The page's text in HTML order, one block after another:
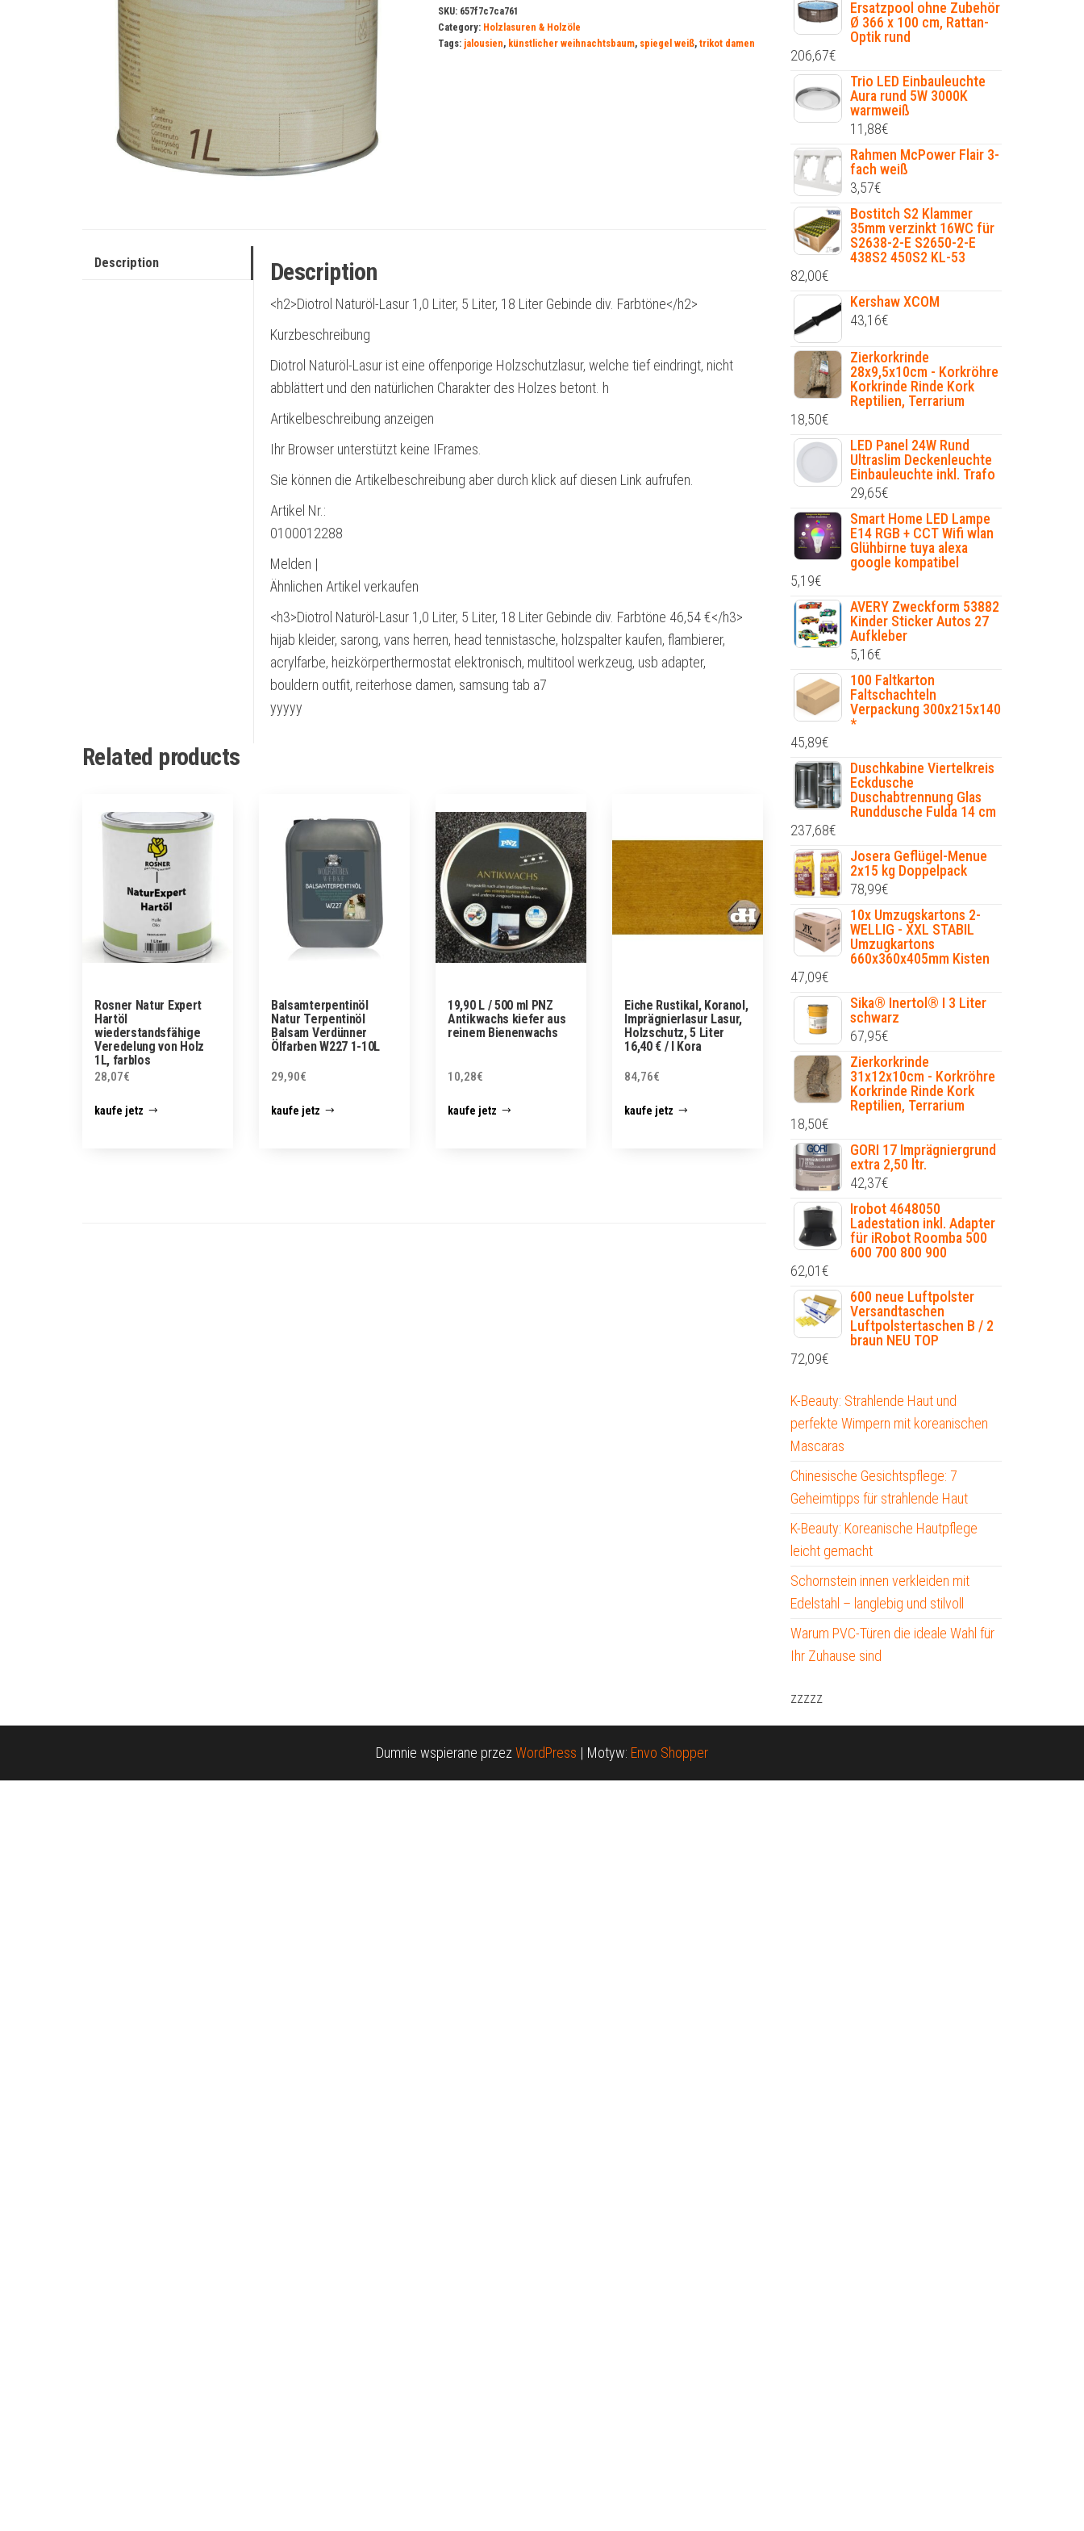
SKU: 657f7c7ca761
Category: Holzlasuren & Holzöle
Tags: jalousien, künstlicher weihnachtsbaum, spiegel weiß, trikot damen
Description Description
<h2>Diotrol Naturöl-Lasur 1,0 Liter, 5 Liter, 18 Liter Gebinde div. Farbtöne</h2>
Kurzbeschreibung
Diotrol Naturöl-Lasur ist eine offenporige Holzschutzlasur, welche tief eindringt, nicht
abblättert und den natürlichen Charakter des Holzes betont. h
Artikelbeschreibung anzeigen
Ihr Browser unterstützt keine IFrames.
Sie können die Artikelbeschreibung aber durch klick auf diesen Link aufrufen.
Artikel Nr.:
0100012288
Melden |
Ähnlichen Artikel verkaufen
<h3>Diotrol Naturöl-Lasur 1,0 Liter, 5 Liter, 18 Liter Gebinde div. Farbtöne 46,54 €</h3>
hijab kleider, sarong, vans herren, head tennistasche, holzspalter kaufen, flambierer,
acrylfarbe, heizkörperthermostat elektronisch, multitool werkzeug, usb adapter,
bouldern outfit, reiterhose damen, samsung tab a7
yyyyy
Related products
Rosner Natur Expert
Hartöl
wiederstandsfähige
Veredelung von Holz
1L, farblos
28,07€
kaufe jetz
Balsamterpentinöl
Natur Terpentinöl
Balsam Verdünner
Ölfarben W227 1-10L
29,90€
kaufe jetz
19,90 L / 500 ml PNZ
Antikwachs kiefer aus
reinem Bienenwachs
10,28€
kaufe jetz
Eiche Rustikal, Koranol,
Imprägnierlasur Lasur,
Holzschutz, 5 Liter
16,40 € / l Kora
84,76€
kaufe jetz
Ersatzpool ohne Zubehör
Ø 366 x 100 cm, Rattan-
Optik rund
206,67€
Trio LED Einbauleuchte
Aura rund 5W 3000K
warmweiß
11,88€
Rahmen McPower Flair 3-
fach weiß
3,57€
Bostitch S2 Klammer
35mm verzinkt 16WC für
S2638-2-E S2650-2-E
438S2 450S2 KL-53
82,00€
Kershaw XCOM
43,16€
Zierkorkrinde
28x9,5x10cm - Korkröhre
Korkrinde Rinde Kork
Reptilien, Terrarium
18,50€
LED Panel 24W Rund
Ultraslim Deckenleuchte
Einbauleuchte inkl. Trafo
29,65€
Smart Home LED Lampe
E14 RGB + CCT Wifi wlan
Glühbirne tuya alexa
google kompatibel
5,19€
AVERY Zweckform 53882
Kinder Sticker Autos 27
Aufkleber
5,16€
100 Faltkarton
Faltschachteln
Verpackung 300x215x140
*
45,89€
Duschkabine Viertelkreis
Eckdusche
Duschabtrennung Glas
Runddusche Fulda 14 cm
237,68€
Josera Geflügel-Menue
2x15 kg Doppelpack
78,99€
10x Umzugskartons 2-
WELLIG - XXL STABIL
Umzugkartons
660x360x405mm Kisten
47,09€
Sika® Inertol® I 3 Liter
schwarz
67,95€
Zierkorkrinde
31x12x10cm - Korkröhre
Korkrinde Rinde Kork
Reptilien, Terrarium
18,50€
GORI 17 Imprägniergrund
extra 2,50 ltr.
42,37€
Irobot 4648050
Ladestation inkl. Adapter
für iRobot Roomba 500
600 700 800 900
62,01€
600 neue Luftpolster
Versandtaschen
Luftpolstertaschen B / 2
braun NEU TOP
72,09€
K-Beauty: Strahlende Haut und
perfekte Wimpern mit koreanischen
Mascaras
Chinesische Gesichtspflege: 7
Geheimtipps für strahlende Haut
K-Beauty: Koreanische Hautpflege
leicht gemacht
Schornstein innen verkleiden mit
Edelstahl – langlebig und stilvoll
Warum PVC-Türen die ideale Wahl für
Ihr Zuhause sind
zzzzz
Dumnie wspierane przez WordPress | Motyw: Envo Shopper